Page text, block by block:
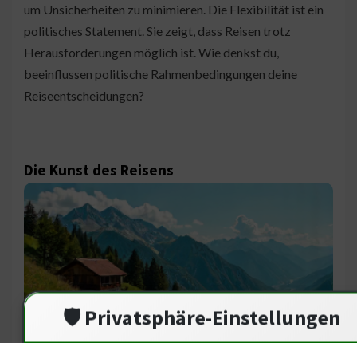
um Unsicherheiten zu minimieren. Die Flexibilität ist ein
politisches Statement. Sie zeigt, dass Reisen trotz
Herausforderungen möglich ist. Wie denkst du,
beeinflussen politische Rahmenbedingungen deine
Reiseentscheidungen?
Die Kunst des Reisens
🛡️ Privatsphäre-Einstellungen